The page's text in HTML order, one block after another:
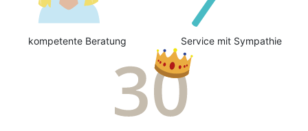
kompetente Beratung Service mit Sympathie